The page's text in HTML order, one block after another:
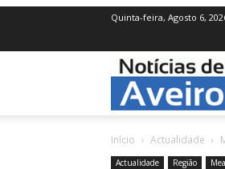
Quinta-feira, Agosto 6,
Início Actualidade
Actualidade Região